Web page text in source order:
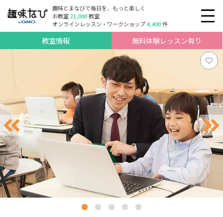
趣味とまなびで毎日を、もっと楽しく
お教室21,000教室
オンラインレッスン・ワークショップ4,400件
教室情報 無料体験レッスン有り